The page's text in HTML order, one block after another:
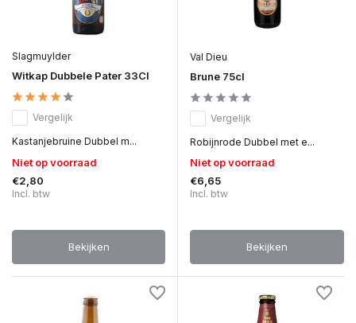
Slagmuylder
Witkap Dubbele Pater 33Cl
Vergelijk
Kastanjebruine Dubbel m...
Niet op voorraad
€2,80
Incl. btw
Bekijken
Val Dieu
Brune 75cl
Vergelijk
Robijnrode Dubbel met e...
Niet op voorraad
€6,65
Incl. btw
Bekijken